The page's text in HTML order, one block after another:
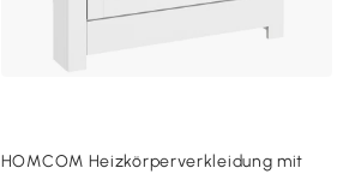
HOMCOM Heizkörperverkleidung mit